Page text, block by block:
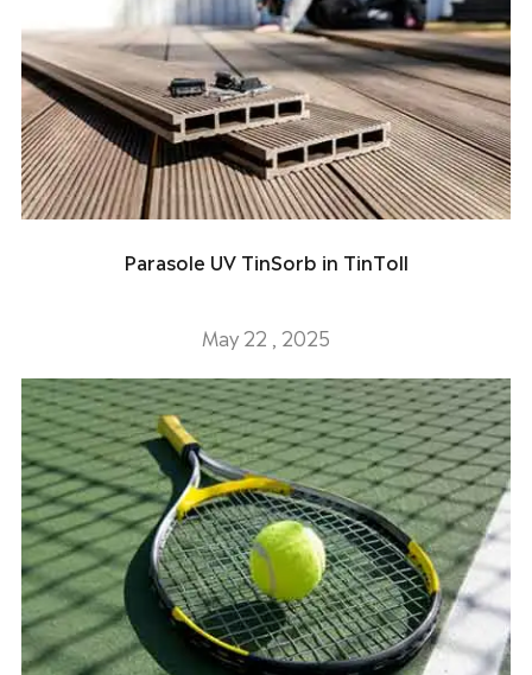
Parasole UV TinSorb in TinToll
May 22 , 2025